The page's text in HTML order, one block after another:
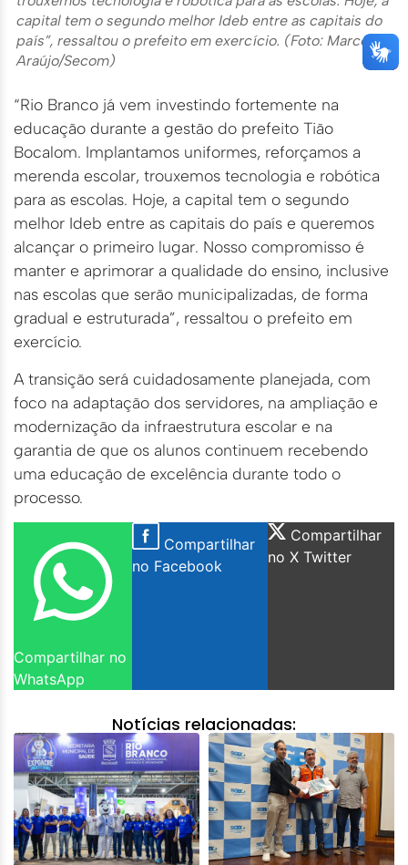
capital tem o segundo melhor Ideb entre as capitais do
país”, ressaltou o prefeito em exercício. (Foto: Marcos
Araújo/Secom)
“Rio Branco já vem investindo fortemente na
educação durante a gestão do prefeito Tião
Bocalom. Implantamos uniformes, reforçamos a
merenda escolar, trouxemos tecnologia e robótica
para as escolas. Hoje, a capital tem o segundo
melhor Ideb entre as capitais do país e queremos
alcançar o primeiro lugar. Nosso compromisso é
manter e aprimorar a qualidade do ensino, inclusive
nas escolas que serão municipalizadas, de forma
gradual e estruturada”, ressaltou o prefeito em
exercício.
A transição será cuidadosamente planejada, com
foco na adaptação dos servidores, na ampliação e
modernização da infraestrutura escolar e na
garantia de que os alunos continuem recebendo
uma educação de excelência durante todo o
processo.
Compartilhar no
WhatsApp
Compartilhar
no Facebook
Compartilhar
no X Twitter
Notícias relacionadas: